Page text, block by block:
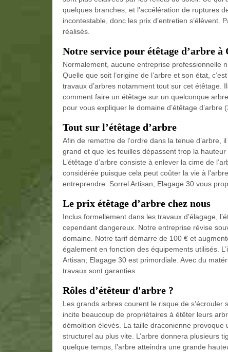
quelques branches, et l'accélération de ruptures
incontestable, donc les prix d’entretien s’élèvent.
réalisés.
Notre service pour étêtage d’arbre
Normalement, aucune entreprise professionnelle
Quelle que soit l’origine de l’arbre et son état,
travaux d’arbres notamment tout sur cet
comment faire un étêtage sur un quelconque
pour vous expliquer le domaine d’étêtage
Tout sur l’étêtage d’arbre
Afin de remettre de l’ordre dans la tenue d’arbre,
grand et que les feuilles dépassent trop la
L’étêtage d’arbre consiste à enlever la cime de
considérée puisque cela peut coûter la vie à
entreprendre. Sorrel Artisan; Elagage 30 vous
Le prix étêtage d’arbre chez nous
Inclus formellement dans les travaux d’élagage,
cependant dangereux. Notre entreprise révise
domaine. Notre tarif démarre de 100 € et
également en fonction des équipements utilisés.
Artisan; Elagage 30 est primordiale. Avec du
travaux sont garanties.
Rôles d’étêteur d'arbre ?
Les grands arbres courent le risque de
incite beaucoup de propriétaires à étêter leurs
démolition élevés. La taille draconienne
structurel au plus vite. L’arbre donnera plusieurs
quelque temps, l’arbre atteindra une grande